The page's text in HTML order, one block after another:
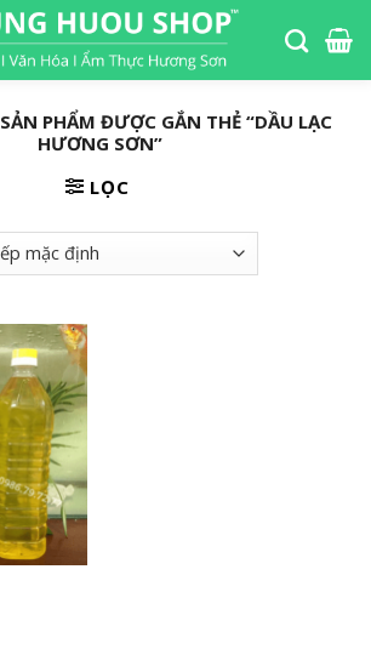
SẢN PHẨM ĐƯỢC GẮN THẺ “DẦU LẠC
HƯƠNG SƠN”
LỌC